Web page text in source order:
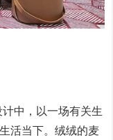
中，以一场有关生
活当下。绒绒的麦